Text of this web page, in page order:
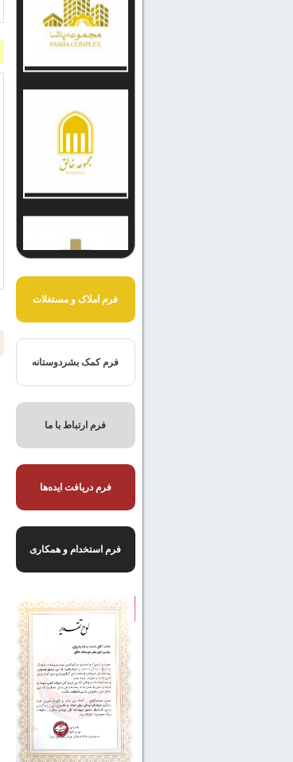
فرم املاک و مستغلات
فرم کمک بشردوستانه
فرم ارتباط با ما
فرم دریافت ایده‌ها
فرم استخدام و همکاری